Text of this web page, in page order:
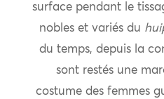
surface pendant le
nobles et variés du
du temps, depuis la
sont restés une
costume des femmes